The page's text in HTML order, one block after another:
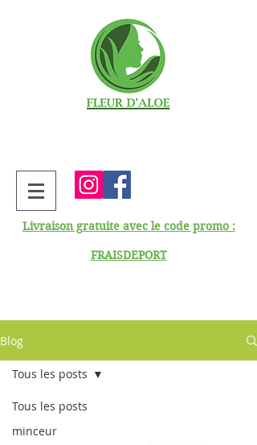
Livraison gratuite avec le code promo :
FRAISDEPORT
Blog
Tous les posts
minceur
Tous les posts